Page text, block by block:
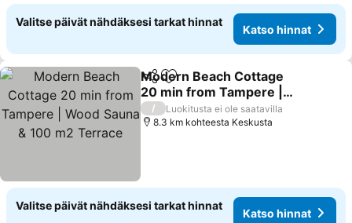
Valitse päivät nähdäksesi tarkat hinnat
Katso hinnat
Jaa Lisää suosikkeihin
Modern Beach Cottage
20 min from Tampere |
Wood Sauna & 100 m2
Terrace
Katso hinnat
/
Luokitusta ei ole saatavilla
8.3 km kohteesta Keskusta
Valitse päivät nähdäksesi tarkat hinnat
Katso hinnat